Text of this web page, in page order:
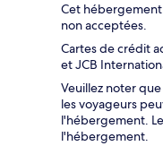
Cet
non acceptées.
Cartes de crédit
et JCB
Veuillez noter
les voyageurs
l'hébergement.
l'hébergement.